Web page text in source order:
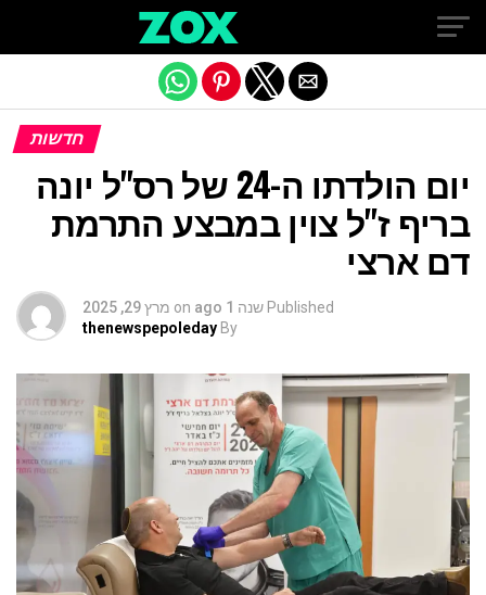
חדשות
יום הולדתו ה-24 של רס"ל יונה
בריף ז"ל צוין במבצע התרמת
דם ארצי
Published שנה 1 ago on מרץ 29, 2025
By
thenewspepoleday
Exit mobile version